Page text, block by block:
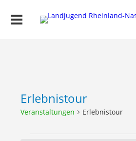
Erlebnistour
Veranstaltungen Erlebnistour